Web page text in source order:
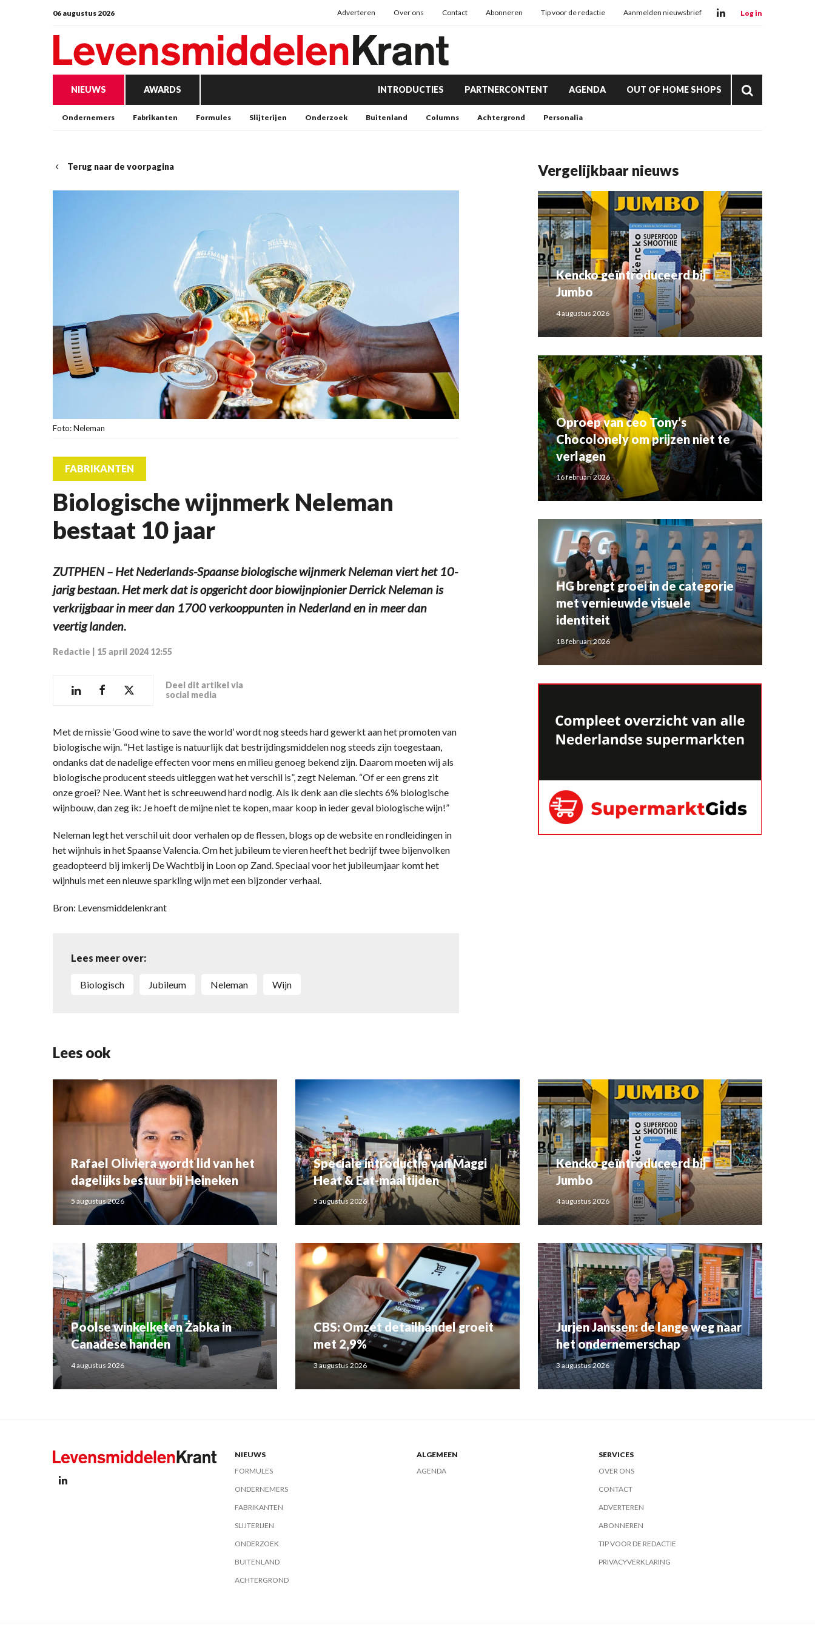
06 augustus 2026 Adverteren Over ons Contact Abonneren Tip voor de redactie Aanmelden nieuwsbrief Log in
NIEUWS AWARDS INTRODUCTIES PARTNERCONTENT AGENDA OUT OF HOME SHOPS
Ondernemers Fabrikanten Formules Slijterijen Onderzoek Buitenland Columns Achtergrond Personalia
Terug naar de voorpagina
Foto: Neleman
FABRIKANTEN
Biologische wijnmerk Neleman
bestaat 10 jaar
ZUTPHEN – Het Nederlands-Spaanse biologische wijnmerk Neleman viert het 10-
jarig bestaan. Het merk dat is opgericht door biowijnpionier Derrick Neleman is
verkrijgbaar in meer dan 1700 verkooppunten in Nederland en in meer dan
veertig landen.
Redactie 15 april 2024 12:55
Deel dit artikel via
social media
Met de missie ‘Good wine to save the world’ wordt nog steeds hard gewerkt aan het promoten van
biologische wijn. “Het lastige is natuurlijk dat bestrijdingsmiddelen nog steeds zijn toegestaan,
ondanks dat de nadelige effecten voor mens en milieu genoeg bekend zijn. Daarom moeten wij als
biologische producent steeds uitleggen wat het verschil is”, zegt Neleman. “Of er een grens zit
onze groei? Nee. Want het is schreeuwend hard nodig. Als ik denk aan die slechts 6% biologische
wijnbouw, dan zeg ik: Je hoeft de mijne niet te kopen, maar koop in ieder geval biologische wijn!”
Neleman legt het verschil uit door verhalen op de flessen, blogs op de website en rondleidingen in
het wijnhuis in het Spaanse Valencia. Om het jubileum te vieren heeft het bedrijf twee bijenvolken
geadopteerd bij imkerij De Wachtbij in Loon op Zand. Speciaal voor het jubileumjaar komt het
wijnhuis met een nieuwe sparkling wijn met een bijzonder verhaal.
Bron: Levensmiddelenkrant
Lees meer over:
biologisch jubileum Neleman wijn
Vergelijkbaar nieuws
Kencko geïntroduceerd bij
Jumbo
4 augustus 2026
Oproep van ceo Tony’s
Chocolonely om prijzen niet te
verlagen
16 februari 2026
HG brengt groei in de categorie
met vernieuwde visuele
identiteit
18 februari 2026
Lees ook
Rafael Oliviera wordt lid van het
dagelijks bestuur bij Heineken
5 augustus 2026
Speciale introductie van Maggi
Heat & Eat-maaltijden
5 augustus 2026
Kencko geïntroduceerd bij
Jumbo
4 augustus 2026
Poolse winkelketen Żabka in
Canadese handen
4 augustus 2026
CBS: Omzet detailhandel groeit
met 2,9%
3 augustus 2026
Jurjen Janssen: de lange weg naar
het ondernemerschap
3 augustus 2026
NIEUWS
FORMULES
ONDERNEMERS
FABRIKANTEN
SLIJTERIJEN
ONDERZOEK
BUITENLAND
ACHTERGROND
ALGEMEEN
AGENDA
SERVICES
OVER ONS
CONTACT
ADVERTEREN
ABONNEREN
TIP VOOR DE REDACTIE
PRIVACYVERKLARING